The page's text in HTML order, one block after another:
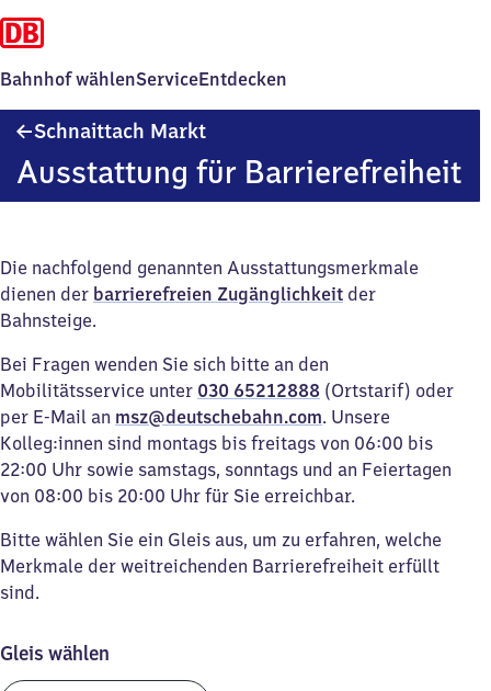
Bahnhof wählenServiceEntdecken
Schnaittach Markt
Ausstattung für Barrierefreiheit
Die nachfolgend genannten Ausstattungsmerkmale
dienen der barrierefreien Zugänglichkeit der
Bahnsteige.
Bei Fragen wenden Sie sich bitte an den
Mobilitätsservice unter 030 65212888 (Ortstarif) oder
per E-Mail an msz@deutschebahn.com. Unsere
Kolleg:innen sind montags bis freitags von 06:00 bis
22:00 Uhr sowie samstags, sonntags und an Feiertagen
von 08:00 bis 20:00 Uhr für Sie erreichbar.
Bitte wählen Sie ein Gleis aus, um zu erfahren, welche
Merkmale der weitreichenden Barrierefreiheit erfüllt
sind.
Gleis wählen